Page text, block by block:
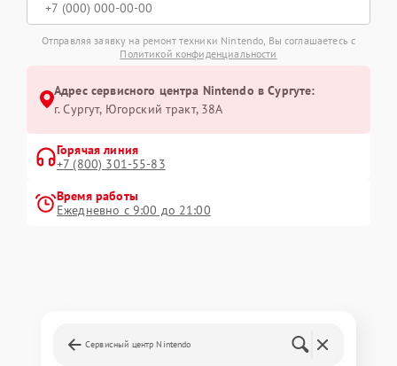
Отправляя заявку на ремонт техники Nintendo, Вы соглашаетесь с
Политикой конфиденциальности
Адрес сервисного центра Nintendo в Сургуте:
г. Сургут, Югорский тракт, 38А
Горячая линия
+7 (800) 301-55-83
Время работы
Ежедневно с 9:00 до 21:00
Сервисный центр Nintendo